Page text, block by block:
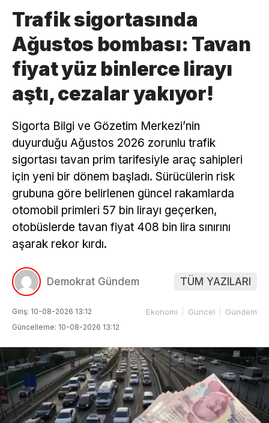
Trafik sigortasında
Ağustos bombası: Tavan
fiyat yüz binlerce lirayı
aştı, cezalar yakıyor!
Sigorta Bilgi ve Gözetim Merkezi’nin
duyurduğu Ağustos 2026 zorunlu trafik
sigortası tavan prim tarifesiyle araç sahipleri
için yeni bir dönem başladı. Sürücülerin risk
grubuna göre belirlenen güncel rakamlarda
otomobil primleri 57 bin lirayı geçerken,
otobüslerde tavan fiyat 408 bin lira sınırını
aşarak rekor kırdı.
Demokrat Gündem TÜM YAZILARI
Giriş: 10-08-2026 13:12
Güncelleme: 10-08-2026 13:12
Ekonomi Güncel Gündem